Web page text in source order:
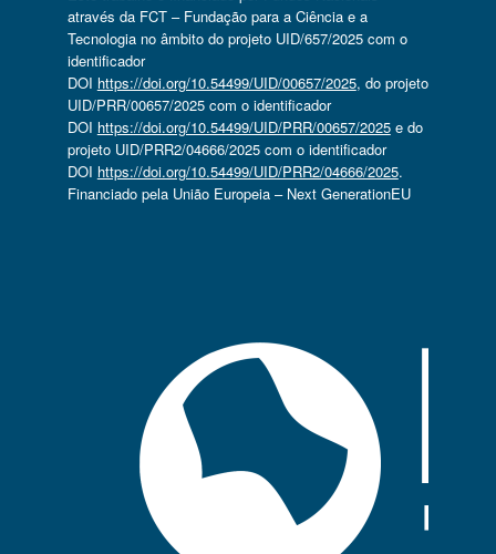
através da FCT – Fundação para a Ciência e a
Tecnologia no âmbito do projeto UID/657/2025 com o
identificador
DOI https://doi.org/10.54499/UID/00657/2025, do projeto
UID/PRR/00657/2025 com o identificador
DOI https://doi.org/10.54499/UID/PRR/00657/2025e do
projeto UID/PRR2/04666/2025 com o identificador
DOI https://doi.org/10.54499/UID/PRR2/04666/2025.
Financiado pela União Europeia – Next GenerationEU